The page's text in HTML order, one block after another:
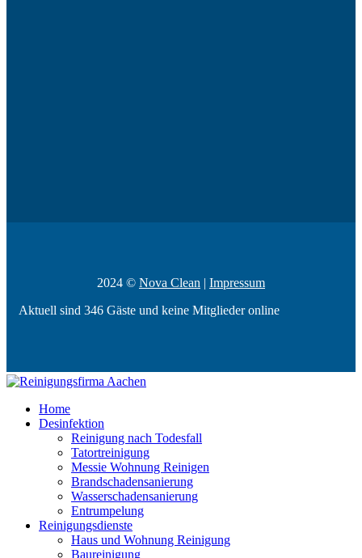
2024 © Nova Clean | Impressum
Aktuell sind 346 Gäste und keine Mitglieder online
Home
Desinfektion
Reinigung nach Todesfall
Tatortreinigung
Messie Wohnung Reinigen
Brandschadensanierung
Wasserschadensanierung
Entrumpelung
Reinigungsdienste
Haus und Wohnung Reinigung
Baureinigung